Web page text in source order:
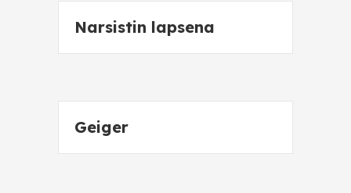
Narsistin lapsena
Geiger